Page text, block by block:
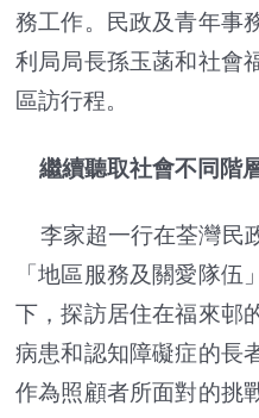
務工作。民政及青年事
利局局長孫玉菡和社會
區訪行程。
繼續聽取社會不同階
李家超一行在荃灣民
「地區服務及關愛隊伍
下，探訪居住在福來邨
病患和認知障礙症的長
作為照顧者所面對的挑